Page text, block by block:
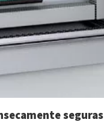
seguras